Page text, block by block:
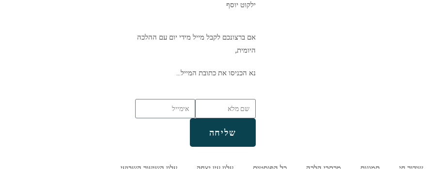
ילקוט יוסף
אם ברצונכם לקבל מייל מידי יום עם ההלכה
היומית,
נא הכניסו את כתובת המייל…
שליחה